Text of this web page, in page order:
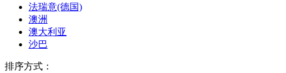
法瑞意(德国)
澳洲
澳大利亚
沙巴
排序方式：